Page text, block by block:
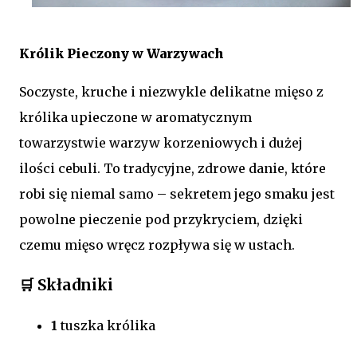
Królik Pieczony w Warzywach
Soczyste, kruche i niezwykle delikatne mięso z
królika upieczone w aromatycznym
towarzystwie warzyw korzeniowych i dużej
ilości cebuli. To tradycyjne, zdrowe danie, które
robi się niemal samo – sekretem jego smaku jest
powolne pieczenie pod przykryciem, dzięki
czemu mięso wręcz rozpływa się w ustach.
🛒 Składniki
1 tuszka królika